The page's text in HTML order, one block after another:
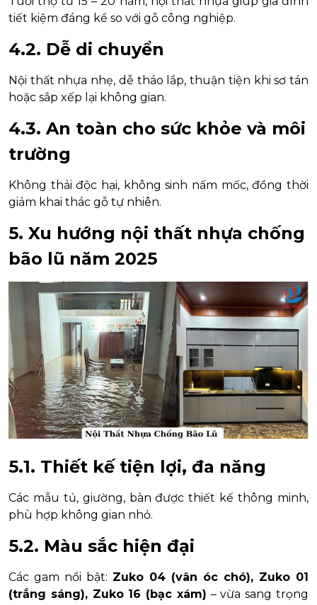
tiết kiệm đáng kể so với gỗ công nghiệp.
4.2. Dễ di chuyển
Nội thất nhựa nhẹ, dễ tháo lắp, thuận tiện khi sơ tán
hoặc sắp xếp lại không gian.
4.3. An toàn cho sức khỏe và môi
trường
Không thải độc hại, không sinh nấm mốc, đồng thời
giảm khai thác gỗ tự nhiên.
5. Xu hướng nội thất nhựa chống
bão lũ năm 2025
5.1. Thiết kế tiện lợi, đa năng
Các mẫu tủ, giường, bàn được thiết kế thông minh,
phù hợp không gian nhỏ.
5.2. Màu sắc hiện đại
Các gam nổi bật: Zuko 04 (vân óc chó), Zuko 01
(trắng sáng), Zuko 16 (bạc xám) – vừa sang trọng